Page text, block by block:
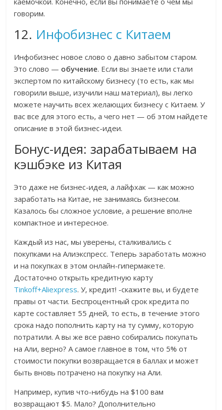
говорим.
12. Инфобизнес с Китаем
Инфобизнес новое слово о давно забытом старом.
Это слово — обучение. Если вы знаете или стали
экспертом по китайскому бизнесу (то есть, как мы
говорили выше, изучили наш материал), вы легко
можете научить всех желающих бизнесу с Китаем. У
вас все для этого есть, а чего нет — об этом найдете
описание в этой бизнес-идеи.
Бонус-идея: зарабатываем на
кэшбэке из Китая
Это даже не бизнес-идея, а лайфхак — как можно
заработать на Китае, не занимаясь бизнесом.
Казалось бы сложное условие, а решение вполне
компактное и интересное.
Каждый из нас, мы уверены, сталкивались с
покупками на Алиэкспресс. Теперь заработать можно
и на покупках в этом онлайн-гипермакете.
Достаточно открыть кредитную карту
Tinkoff+Aliexpress. У, кредит! -скажите вы, и будете
правы от части. Беспроцентный срок кредита по
карте составляет 55 дней, то есть, в течение этого
срока надо пополнить карту на ту сумму, которую
потратили. А вы же все равно собирались покупать
на Али, верно? А самое главное в том, что 5% от
стоимости покупки возвращается в баллах и может
быть вновь потрачено на покупку на Али.
Например, купив что-нибудь на $100 вам
возвращают $5. Мало? Дополнительно